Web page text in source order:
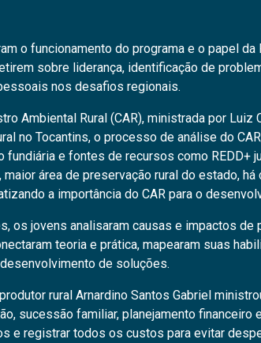
o funcionamento do programa e o papel
sobre liderança, identificação de
nos desafios regionais.
Ambiental Rural (CAR), ministrada por Luiz
no Tocantins, o processo de análise do
fundiária e fontes de recursos como REDD+
maior área de preservação rural do estado,
a importância do CAR para o
os jovens analisaram causas e impactos de
teoria e prática, mapearam suas
de soluções.
rural Arnardino Santos Gabriel
sucessão familiar, planejamento financeiro
e registrar todos os custos para evitar